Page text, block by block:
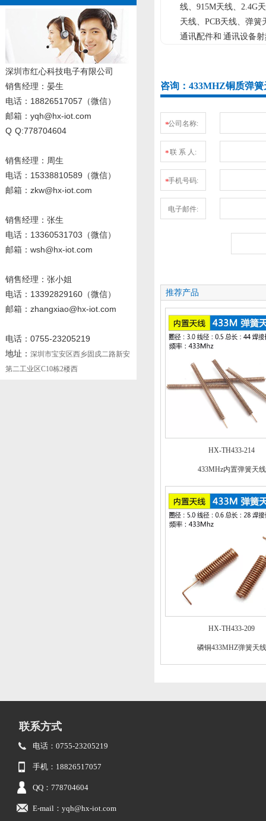
深圳市红心科技电子有限公司
销售经理 ：晏生
电话：18826517057（微信）
邮箱：yqh@hx-iot.com
Q Q:778704604
销售经理：周生
电话 ：15338810589 （微信）
邮箱：zkw@hx-iot.com
销售经理：张生
电话 ：13360531703 （微信）
邮箱：wsh@hx-iot.com
销售经理：张小姐
电话 ：13392829160 （微信）
邮箱：zhangxiao@hx-iot.com
电话：0755-23205219
地址： 深圳市宝安区西乡固戍二路新安
第二工业区C10栋2楼西
线、915M天线、2.4G
天线、PCB天线、弹
通讯配件和 通讯设备
咨询：433MHZ铜质弹
*公司名称:
*联 系 人:
*手机号码:
电子邮件:
推荐产品
HX-TH433-214
433MHz内置弹簧天线
HX-TH433-209
磷铜433MHZ弹簧天线
联系方式
电话：0755-23205219
手机：18826517057
QQ：778704604
E-mail：yqh@hx-iot.com